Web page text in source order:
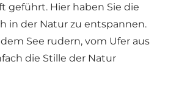
geführt. Hier haben Sie die
in der Natur zu entspannen.
See rudern, vom Ufer aus
die Stille der Natur